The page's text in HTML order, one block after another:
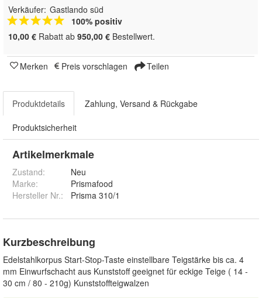
Verkäufer: Gastlando süd
100% positiv
10,00 € Rabatt ab 950,00 € Bestellwert.
Merken Preis vorschlagen Teilen
Produktdetails Zahlung, Versand & Rückgabe
Produktsicherheit
Artikelmerkmale
Zustand:
Neu
Marke:
Prismafood
Hersteller Nr.:
Prisma 310/1
Kurzbeschreibung
Edelstahlkorpus Start-Stop-Taste einstellbare Teigstärke bis ca. 4
mm Einwurfschacht aus Kunststoff geeignet für eckige Teige ( 14 -
30 cm / 80 - 210g) Kunststoffteigwalzen